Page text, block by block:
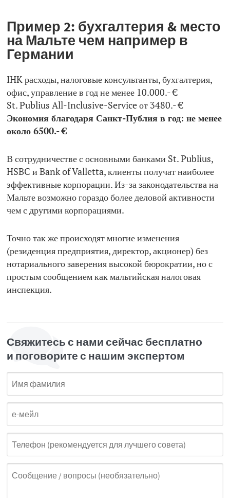
Пример 2: бухгалтерия & место
на Мальте чем например в
Германии
IHK расходы, налоговые консультанты, бухгалтерия,
офис, управление в год не менее 10.000.- €
St. Publius All-Inclusive-Service от 3480.- €
Экономия благодаря Санкт-Публия в год: не менее
около 6500.- €
В сотрудничестве с основными банками St. Publius,
HSBC и Bank of Valletta, клиенты получат наиболее
эффективные корпорации. Из-за законодательства на
Мальте возможно гораздо более деловой активности
чем с другими корпорациями.
Точно так же происходят многие изменения
(резиденция предприятия, директор, акционер) без
нотариального заверения высокой бюрократии, но с
простым сообщением как мальтийская налоговая
инспекция.
Свяжитесь с нами сейчас бесплатно
и поговорите с нашим экспертом